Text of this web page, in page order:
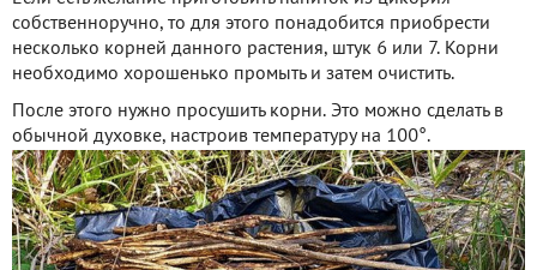
собственноручно, то для этого понадобится приобрести
несколько корней данного растения, штук 6 или 7. Корни
необходимо хорошенько промыть и затем очистить.
После этого нужно просушить корни. Это можно сделать в
обычной духовке, настроив температуру на 100°.